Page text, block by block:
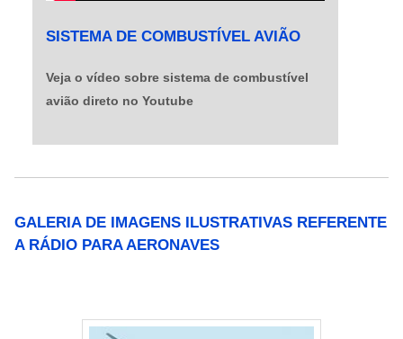
SISTEMA DE COMBUSTÍVEL AVIÃO
Veja o vídeo sobre sistema de combustível
avião direto no Youtube
GALERIA DE IMAGENS ILUSTRATIVAS REFERENTE
A RÁDIO PARA AERONAVES